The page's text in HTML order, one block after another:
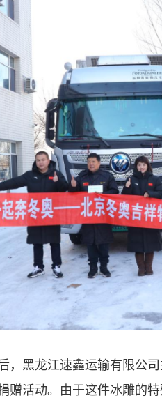
，黑龙江速鑫运输有限公
赠活动。由于这件冰雕的